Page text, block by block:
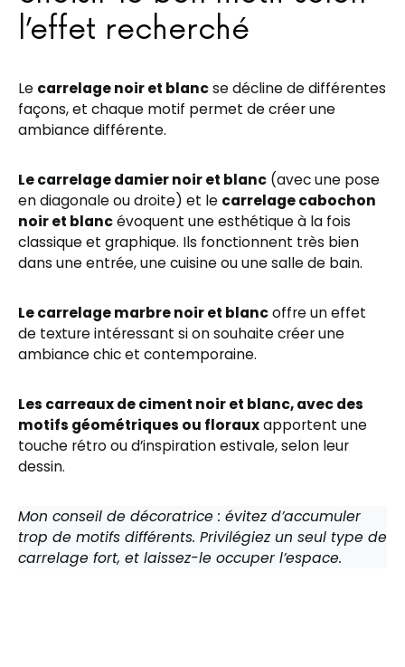
l’effet recherché
Le carrelage noir et blancse décline de différentes
façons, et chaque motif permet de créer une
ambiance différente.
Le carrelage damier noir et blanc (avec une pose
en diagonale ou droite) et le carrelage cabochon
noir et blancévoquent une esthétique à la fois
classique et graphique. Ils fonctionnent très bien
dans une entrée, une cuisine ou une salle de bain.
Le carrelage marbre noir et blancoffre un effet
de texture intéressant si on souhaite créer une
ambiance chic et contemporaine.
Les carreaux de ciment noir et blanc, avec des
motifs géométriques ou florauxapportent une
touche rétro ou d’inspiration estivale, selon leur
dessin.
Mon conseil de décoratrice : évitez d’accumuler
trop de motifs différents. Privilégiez un seul type de
carrelage fort, et laissez-le occuper l’espace.